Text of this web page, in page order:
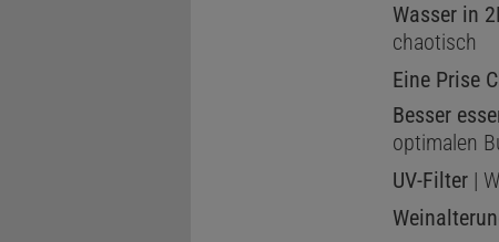
Wasser in
chaotisch
Eine Prise
Besser
optimalen
UV-Filter|